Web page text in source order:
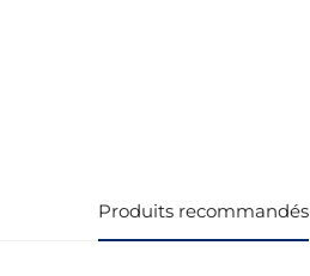
Produits recommandés